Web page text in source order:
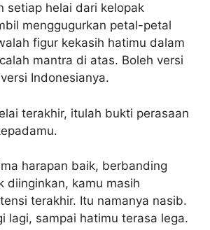
setiap helai dari kelopak
menggugurkan petal-petal
figur kekasih hatimu dalam
mantra di atas. Boleh versi
Indonesianya.
terakhir, itulah bukti perasaan
harapan baik, berbanding
diinginkan, kamu masih
terakhir. Itu namanya nasib.
lagi, sampai hatimu terasa lega.